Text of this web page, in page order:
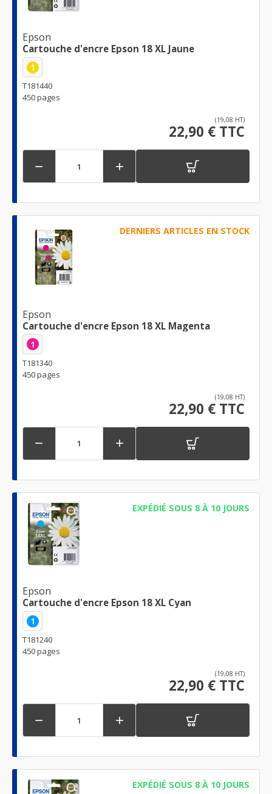
Epson
Cartouche d'encre Epson 18 XL Jaune
1
T181440
450 pages
(19,08 HT)
22,90 € TTC
 
DERNIERS ARTICLES EN STOCK
Epson
Cartouche d'encre Epson 18 XL Magenta
1
T181340
450 pages
(19,08 HT)
22,90 € TTC
 
EXPÉDIÉ SOUS 8 À 10 JOURS
Epson
Cartouche d'encre Epson 18 XL Cyan
1
T181240
450 pages
(19,08 HT)
22,90 € TTC
 
EXPÉDIÉ SOUS 8 À 10 JOURS